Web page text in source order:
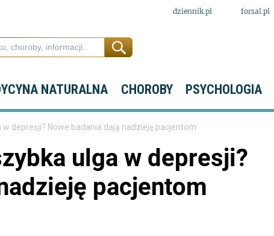
dziennik.pl forsal.pl
NATURALNA CHOROBY PSYCHOLOGIA
depresji? Nowe badania dają nadzieję pacjentom
ulga w depresji?
pacjentom